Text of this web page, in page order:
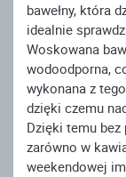
bawełny, która
idealnie
Woskowana
wodoodporna,
wykonana z
dzięki czemu
Dzięki temu
zarówno w
weekendowej